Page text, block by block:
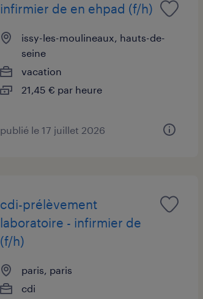
infirmier de en ehpad (f/h)
issy-les-moulineaux, hauts-de-
seine
vacation
21,45 € par heure
publié le 17 juillet 2026
cdi-prélèvement
laboratoire - infirmier de
(f/h)
paris, paris
cdi